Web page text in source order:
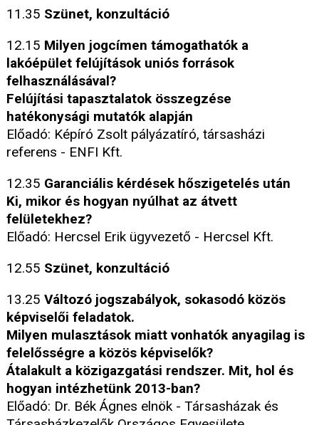
11.35 Szünet, konzultáció
12.15 Milyen jogcímen támogathatók a
lakóépület felújítások uniós források
felhasználásával?
Felújítási tapasztalatok összegzése
hatékonysági mutatók alapján
Előadó: Képíró Zsolt pályázatíró, társasházi
referens - ENFI Kft.
12.35 Garanciális kérdések hőszigetelés után
Ki, mikor és hogyan nyúlhat az átvett
felületekhez?
Előadó: Hercsel Erik ügyvezető - Hercsel Kft.
12.55 Szünet, konzultáció
13.25 Változó jogszabályok, sokasodó közös
képviselői feladatok.
Milyen mulasztások miatt vonhatók anyagilag is
felelősségre a közös képviselők?
Átalakult a közigazgatási rendszer. Mit, hol és
hogyan intézhetünk 2013-ban?
Előadó: Dr. Bék Ágnes elnök - Társasházak és